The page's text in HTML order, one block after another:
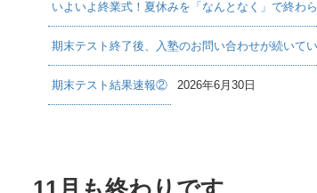
いよいよ終業式！夏休みを「なんとなく」で終わ
期末テスト終了後、入塾のお問い合わせが続いて
期末テスト結果速報② 2026年6月30日